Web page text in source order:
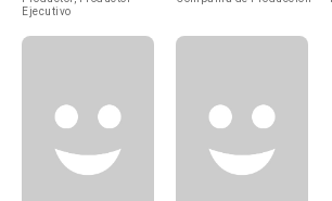
Ejecutivo